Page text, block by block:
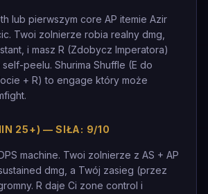
lub pierwszym core AP itemie Azir
Twoi zolnierze robia realny dmg,
i masz R (Zdobycz Imperatora)
peelu. Shurima Shuffle (E do
+ R) to engage który może
25+) — SIŁA: 9/10
machine. Twoi zolnierze z AS + AP
dmg, a Twój zasieg (przez
R daje Ci zone control i